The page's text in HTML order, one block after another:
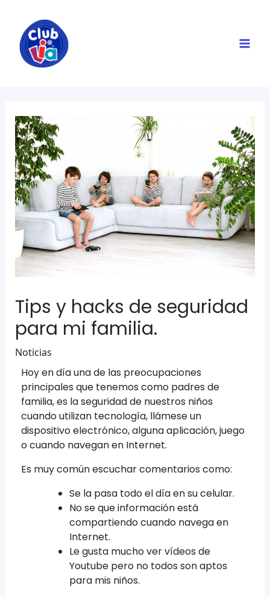
Tips y hacks de seguridad
para mi familia.
Noticias
Hoy en día una de las preocupaciones
principales que tenemos como padres de
familia, es la seguridad de nuestros niños
cuando utilizan tecnología, llámese un
dispositivo electrónico, alguna aplicación, juego
o cuando navegan en Internet.
Es muy común escuchar comentarios como:
Se la pasa todo el día en su celular.
No se que información está
compartiendo cuando navega en
Internet.
Le gusta mucho ver vídeos de
Youtube pero no todos son aptos
para mis niños.